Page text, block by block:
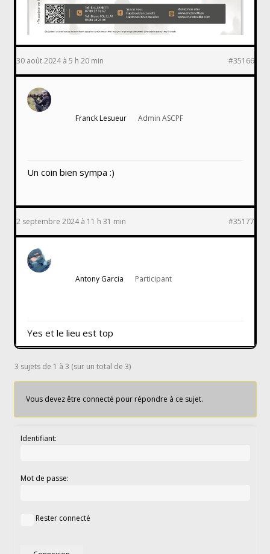
30 août 2024 à 5 h 20 min #35166
Franck Lesueur Admin ASCPF
Un coin bien sympa :)
2 septembre 2024 à 11 h 31 min #35177
Antony Garcia Participant
Yes et le lieu est top
3 sujets de 1 à 3 (sur un total de 3)
Vous devez être connecté pour répondre à ce sujet.
Identifiant:
Mot de passe:
Rester connecté